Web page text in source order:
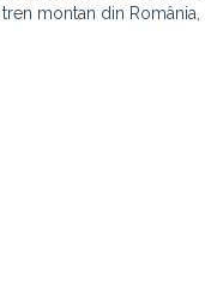
montan din